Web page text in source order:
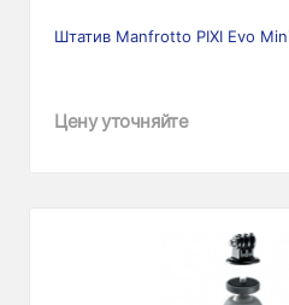
Штатив Manfrotto PIXI Evo
Цену уточняйте